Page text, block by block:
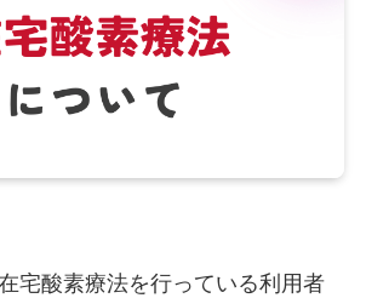
宅酸素療法を行っている利用者